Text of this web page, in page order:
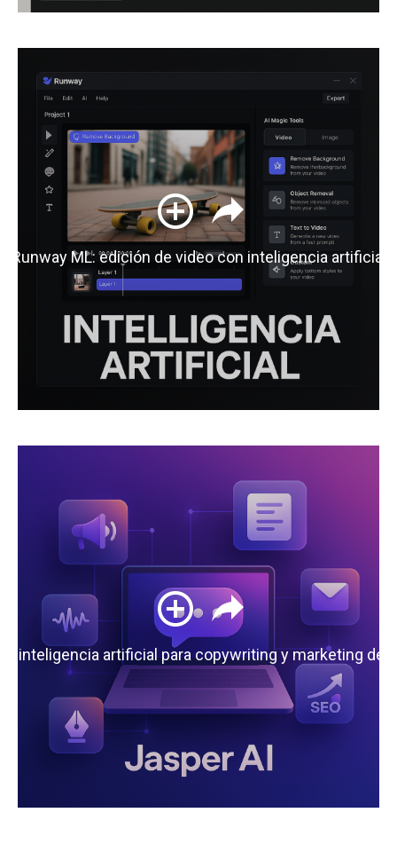
Runway ML: edición de video con inteligencia artificial
la inteligencia artificial para copywriting y marketing de